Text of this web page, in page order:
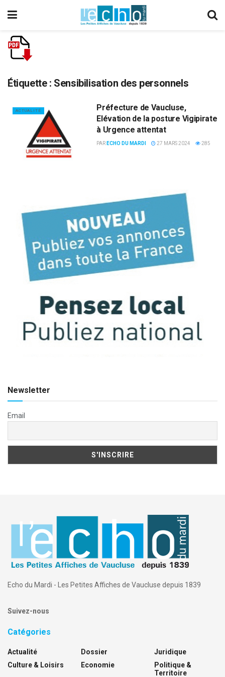
Étiquette : Sensibilisation des personnels
ACTUALITÉ
Préfecture de Vaucluse,
Elévation de la posture Vigipirate
à Urgence attentat
PAR ECHO DU MARDI 27 MARS 2024 285
Newsletter
Email
Echo du Mardi - Les Petites Affiches de Vaucluse depuis 1839
Suivez-nous
Catégories
Actualité
Culture & Loisirs
Dossier
Economie
Juridique
Politique &
Territoire